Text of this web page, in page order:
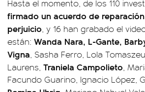
Hasta el momento, de los 110
firmado un acuerdo de
perjuicio, y 16 han grabado el
están: Wanda Nara, L-Gante,
Vigna, Sasha Ferro, Lola
Laurens, Traniela Campolieto,
Facundo Guarino, Ignacio López,